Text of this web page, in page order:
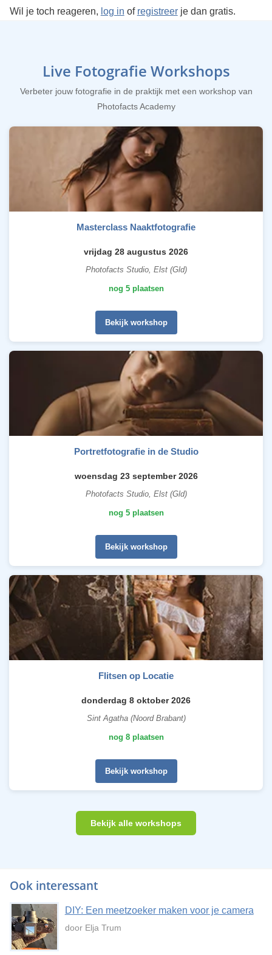
Wil je toch reageren, log in of registreerje dan gratis.
Live Fotografie Workshops
Verbeter jouw fotografie in de praktijk met een workshop van
Photofacts Academy
Masterclass Naaktfotografie
vrijdag 28 augustus 2026
Photofacts Studio, Elst (Gld)
nog 5 plaatsen
Bekijk workshop
Portretfotografie in de Studio
woensdag 23 september 2026
Photofacts Studio, Elst (Gld)
nog 5 plaatsen
Bekijk workshop
Flitsen op Locatie
donderdag 8 oktober 2026
Sint Agatha (Noord Brabant)
nog 8 plaatsen
Bekijk workshop
Bekijk alle workshops
Ook interessant
DIY: Een meetzoeker maken voor je camera
door Elja Trum